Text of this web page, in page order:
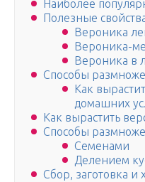
Наиболее
Полезные
Вероника
Вероника-
Вероника в
Способы
Как
домашних
Как вырастить
Способы
Семенами
Делением
Сбор, заготовка и